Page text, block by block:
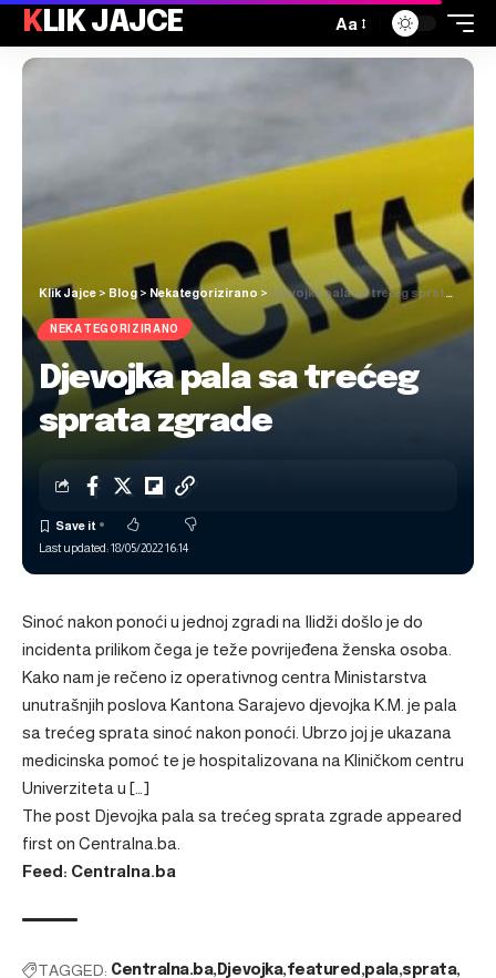
KLIK JAJCE Aa
Klik Jajce > Blog > Nekategorizirano > Djevojka pala sa trećeg sprata zgrade
NEKATEGORIZIRANO
Djevojka pala sa trećeg
sprata zgrade
Last updated: 18/05/2022 16:14
Sinoć nakon ponoći u jednoj zgradi na Ilidži došlo je do
incidenta prilikom čega je teže povrijeđena ženska osoba.
Kako nam je rečeno iz operativnog centra Ministarstva
unutrašnjih poslova Kantona Sarajevo djevojka K.M. je pala
sa trećeg sprata sinoć nakon ponoći. Ubrzo joj je ukazana
medicinska pomoć te je hospitalizovana na Kliničkom centru
Univerziteta u […]
The post Djevojka pala sa trećeg sprata zgrade appeared
first on Centralna.ba
Feed: Centralna.ba
TAGGED: Centralna.ba Djevojka featured pala sprata